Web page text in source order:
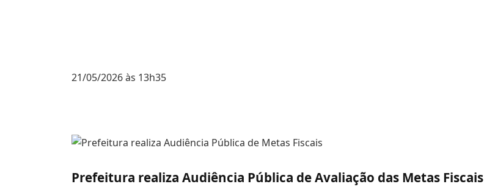
21/05/2026 às 13h35
Prefeitura realiza Audiência Pública de Avaliação das Metas Fiscais